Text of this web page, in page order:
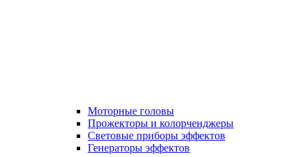
Моторные головы
Прожекторы и колорченджеры
Световые приборы эффектов
Генераторы эффектов